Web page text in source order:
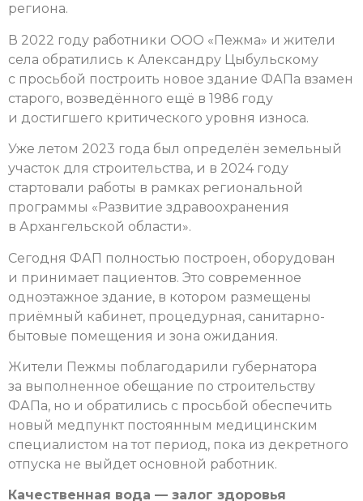
региона.
В 2022 году работники ООО «Пежма» и жители
села обратились к Александру Цыбульскому
с просьбой построить новое здание ФАПа взамен
старого, возведённого ещё в 1986 году
и достигшего критического уровня износа.
Уже летом 2023 года был определён земельный
участок для строительства, и в 2024 году
стартовали работы в рамках региональной
программы «Развитие здравоохранения
в Архангельской области».
Сегодня ФАП полностью построен, оборудован
и принимает пациентов. Это современное
одноэтажное здание, в котором размещены
приёмный кабинет, процедурная, санитарно-
бытовые помещения и зона ожидания.
Жители Пежмы поблагодарили губернатора
за выполненное обещание по строительству
ФАПа, но и обратились с просьбой обеспечить
новый медпункт постоянным медицинским
специалистом на тот период, пока из декретного
отпуска не выйдет основной работник.
Качественная вода — залог здоровья